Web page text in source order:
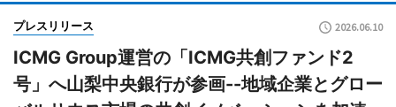
プレスリリース 2026.06.10
ICMG Group運営の「ICMG共創ファンド2
号」へ山梨中央銀行が参画--地域企業とグロー